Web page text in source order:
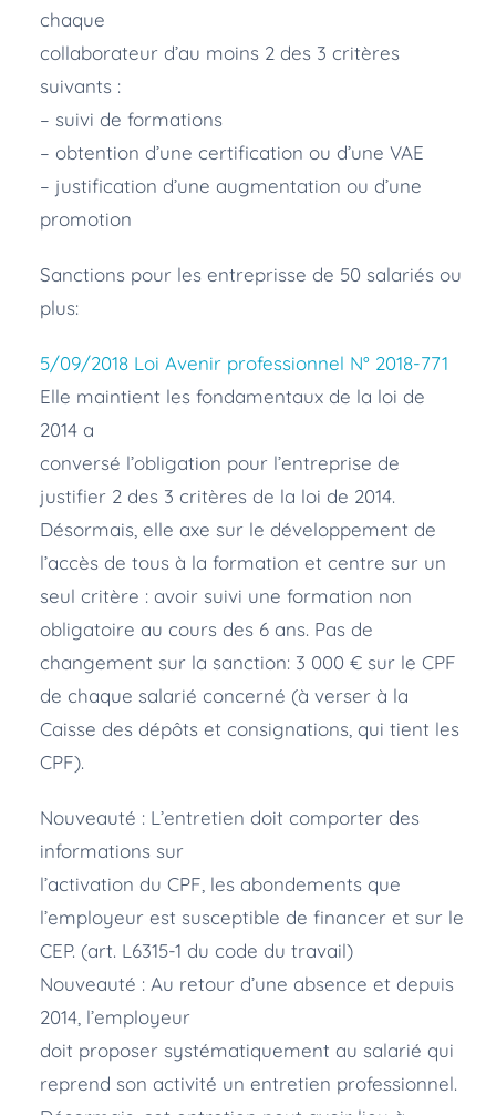
chaque
collaborateur d’au moins 2 des 3 critères
suivants :
– suivi de formations
– obtention d’une certification ou d’une VAE
– justification d’une augmentation ou d’une
promotion
Sanctions pour les entreprisse de 50 salariés ou
plus:
5/09/2018 Loi Avenir professionnel N° 2018-771
Elle maintient les fondamentaux de la loi de
2014 a
conversé l’obligation pour l’entreprise de
justifier 2 des 3 critères de la loi de 2014.
Désormais, elle axe sur le développement de
l’accès de tous à la formation et centre sur un
seul critère : avoir suivi une formation non
obligatoire au cours des 6 ans. Pas de
changement sur la sanction: 3 000 € sur le CPF
de chaque salarié concerné (à verser à la
Caisse des dépôts et consignations, qui tient les
CPF).
Nouveauté : L’entretien doit comporter des
informations sur
l’activation du CPF, les abondements que
l’employeur est susceptible de financer et sur le
CEP. (art. L6315-1 du code du travail)
Nouveauté : Au retour d’une absence et depuis
2014, l’employeur
doit proposer systématiquement au salarié qui
reprend son activité un entretien professionnel.